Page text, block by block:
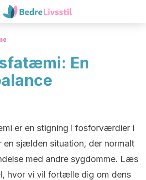
En
er en stigning i fosforværdier i
en sjælden situation, der normalt
med andre sygdomme. Læs
hvor vi vil fortælle dig om dens